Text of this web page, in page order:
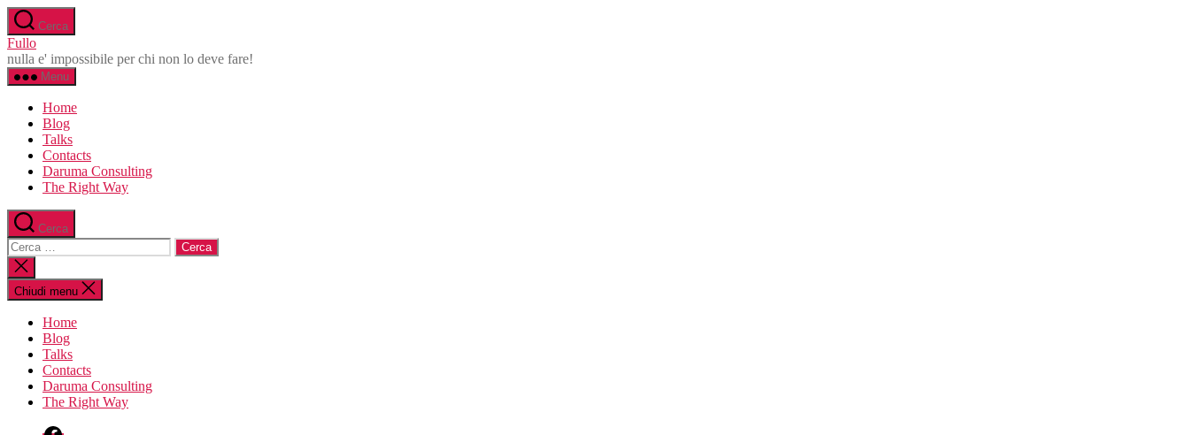
Salta
al
contenuto
Cerca
Fullo
nulla e' impossibile per chi non lo deve fare!
Menu
Home
Blog
Talks
Contacts
Daruma Consulting
The Right Way
Cerca
Cerca:
Chiudi
la
ricerca
Chiudi menu
Home
Blog
Talks
Contacts
Daruma Consulting
The Right Way
fb